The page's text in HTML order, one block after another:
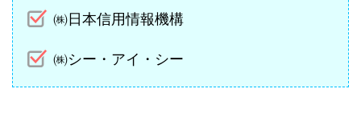
㈱日本信用情報機構
㈱シー・アイ・シー